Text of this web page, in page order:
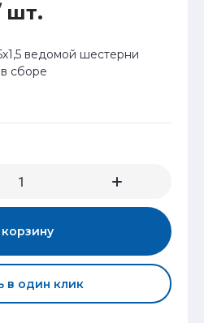
шт.
ведомой шестерни
сборе
в один клик